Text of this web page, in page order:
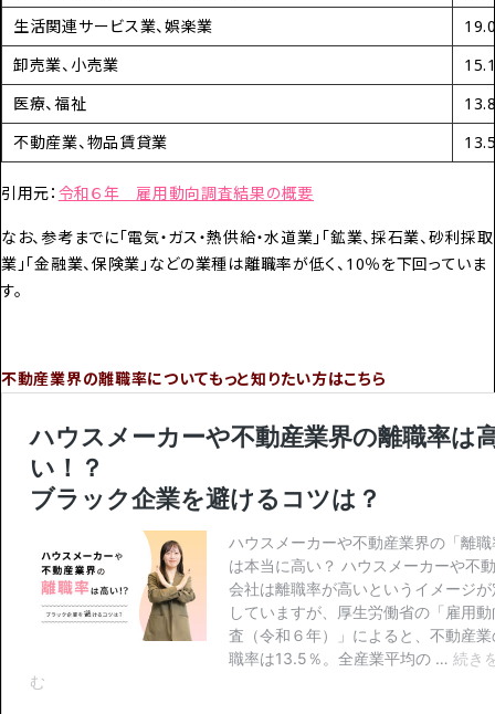
生活関連サービス業、娯楽業
卸売業、小売業
医療、福祉
不動産業、物品賃貸業
引用元： 令和６年 雇用動向調査結果の概要
なお、参考までに「電気・ガス・熱供給・水道業」「鉱業、採石業、砂利採取
業」「金融業、保険業」などの業種は離職率が低く、10％を下回っていま
す。
不動産業界の離職率についてもっと知りたい方はこちら